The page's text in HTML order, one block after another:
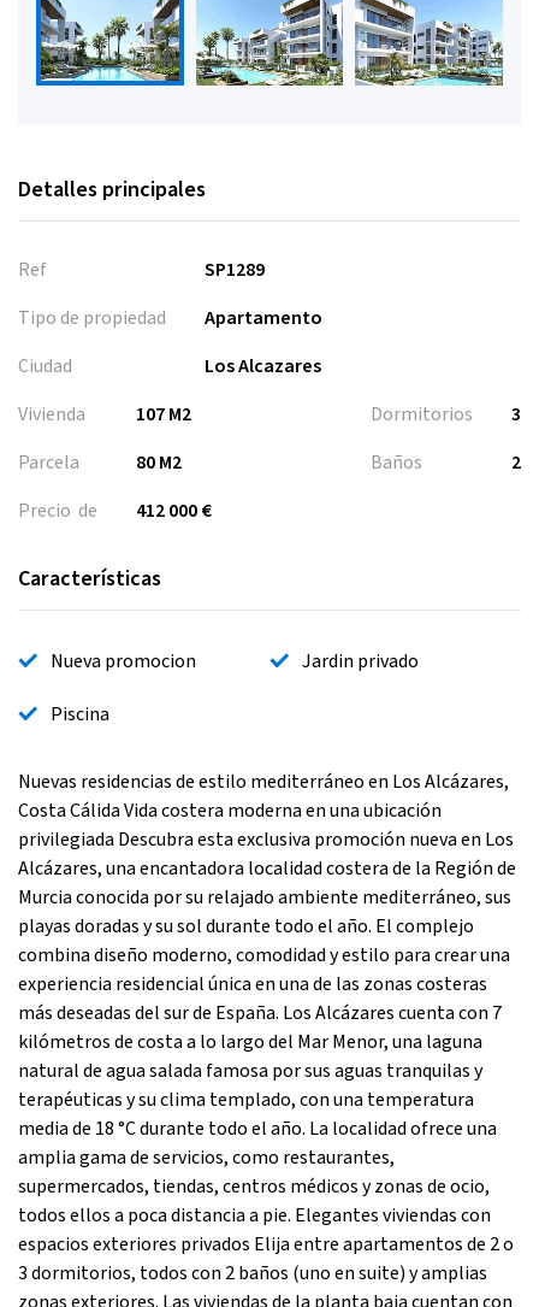
Detalles principales
Ref
SP1289
Tipo de propiedad
Apartamento
Ciudad
Los Alcazares
Vivienda
107 M2
Parcela
80 M2
Precio de
412 000 €
Dormitorios
3
Baños
2
Características
Nueva promocion
Jardin privado
Piscina
Nuevas residencias de estilo mediterráneo en Los Alcázares,
Costa Cálida Vida costera moderna en una ubicación
privilegiada Descubra esta exclusiva promoción nueva en Los
Alcázares, una encantadora localidad costera de la Región de
Murcia conocida por su relajado ambiente mediterráneo, sus
playas doradas y su sol durante todo el año. El complejo
combina diseño moderno, comodidad y estilo para crear una
experiencia residencial única en una de las zonas costeras
más deseadas del sur de España. Los Alcázares cuenta con 7
kilómetros de costa a lo largo del Mar Menor, una laguna
natural de agua salada famosa por sus aguas tranquilas y
terapéuticas y su clima templado, con una temperatura
media de 18 °C durante todo el año. La localidad ofrece una
amplia gama de servicios, como restaurantes,
supermercados, tiendas, centros médicos y zonas de ocio,
todos ellos a poca distancia a pie. Elegantes viviendas con
espacios exteriores privados Elija entre apartamentos de 2 o
3 dormitorios, todos con 2 baños (uno en suite) y amplias
zonas exteriores. Las viviendas de la planta baja cuentan con